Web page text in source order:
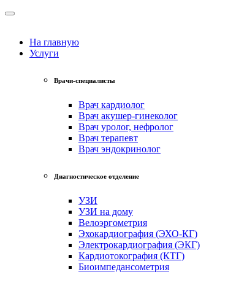
На главную
Услуги
Врачи-специалисты
Врач кардиолог
Врач акушер-гинеколог
Врач уролог, нефролог
Врач терапевт
Врач эндокринолог
Диагностическое отделение
УЗИ
УЗИ на дому
Велоэргометрия
Эхокардиография (ЭХО-КГ)
Электрокардиография (ЭКГ)
Кардиотокография (КТГ)
Биоимпедансометрия